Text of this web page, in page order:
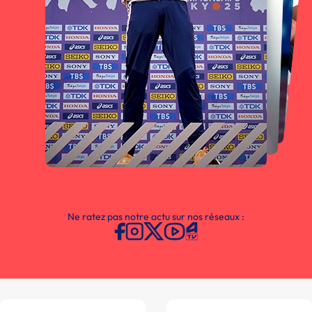
Ne ratez pas notre actu sur nos réseaux :